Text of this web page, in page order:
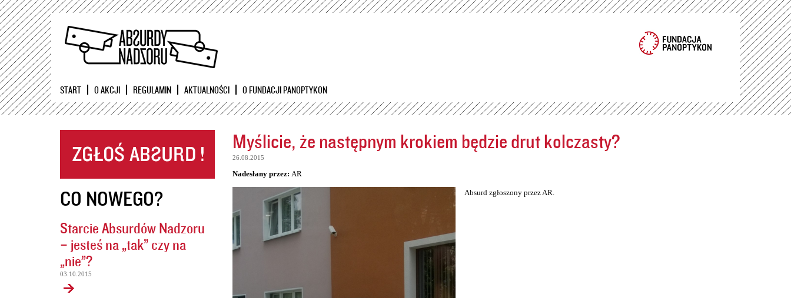
Przejdź
START O AKCJI REGULAMIN AKTUALNOŚCI O FUNDACJI PANOPTYKON
CO NOWEGO?
Starcie Absurdów Nadzoru
– jesteś na „tak” czy na
„nie”?
03.10.2015
Myślicie, że następnym krokiem będzie drut kolczasty?
26.08.2015
Nadesłany przez: AR
Absurd zgłoszony przez AR.